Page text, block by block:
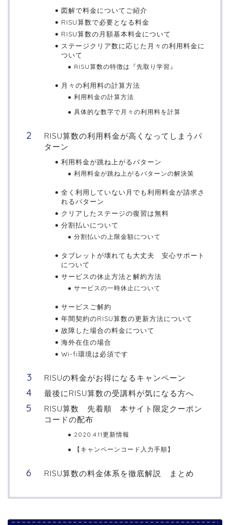
図解で料金についてご紹介
RISU算数で必要となる料金
RISU算数の月額基本料金について
ステージクリア数に応じた月々の利用料金に
ついて
RISU算数の特徴は『先取り学習』
月々の利用料の計算方法
利用料金の計算方法
具体的な数字で月々の利用料を計算
RISU算数の利用料金が高くなってしまうパ
ターン
利用料金が跳ね上がるパターン
利用料金が跳ね上がるパターンの解決策
全く利用していない月でも利用料金が請求さ
れるパターン
クリアしたステージの復習は無料
分割払いについて
分割払いの上限金額について
タブレットが壊れても大丈夫 安心サポート
について
サービスの休止方法と解約方法
サービスの一時休止について
サービスご解約
年間契約のRISU算数の更新方法について
故障した場合の料金について
海外在住の場合
Wi-fi環境は必須です
RISUの料金がお得になるキャンペーン
最後にRISU算数の受講料が気になる方へ
RISU算数 先着順 本サイト限定クーポン
コードの配布
2020.4.11更新情報
【キャンペーンコード入力手順】
RISU算数の料金体系を徹底解説 まとめ